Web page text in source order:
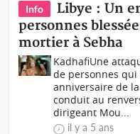
Info
Libye : Un
personnes
mortier à Sebha
KadhafiUne
de personnes
anniversaire de
conduit au
dirigeant Mou...
il y a 5 ans